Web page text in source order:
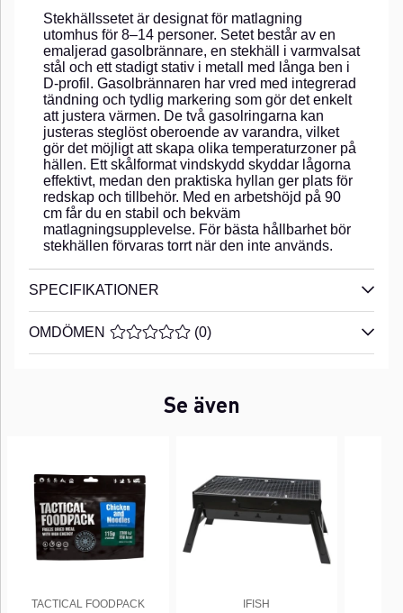
Stekhällssetet är designat för matlagning
utomhus för 8–14 personer. Setet består av en
emaljerad gasolbrännare, en stekhäll i varmvalsat
stål och ett stadigt stativ i metall med långa ben i
D-profil. Gasolbrännaren har vred med integrerad
tändning och tydlig markering som gör det enkelt
att justera värmen. De två gasolringarna kan
justeras steglöst oberoende av varandra, vilket
gör det möjligt att skapa olika temperaturzoner på
hällen. Ett skålformat vindskydd skyddar lågorna
effektivt, medan den praktiska hyllan ger plats för
redskap och tillbehör. Med en arbetshöjd på 90
cm får du en stabil och bekväm
matlagningsupplevelse. För bästa hållbarhet bör
stekhällen förvaras torrt när den inte används.
SPECIFIKATIONER
OMDÖMEN MEDELBETYG 0 AV 5 ANTAL BETYG 0
(0)
Se även
TACTICAL FOODPACK IFISH